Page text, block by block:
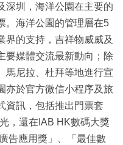
深圳，海洋公園在主要的
。海洋公園的管理層在5
界的支持，吉祥物威威及
要媒體交流最新動向；除
馬尼拉、杜拜等地進行宣
亦於官方微信小程序及旅
資訊，包括推出門票套
，還在IAB HK數碼大獎
告應用獎」、「最佳數